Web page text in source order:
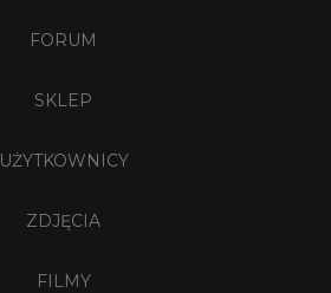
FORUM
SKLEP
UŻYTKOWNICY
ZDJĘCIA
FILMY